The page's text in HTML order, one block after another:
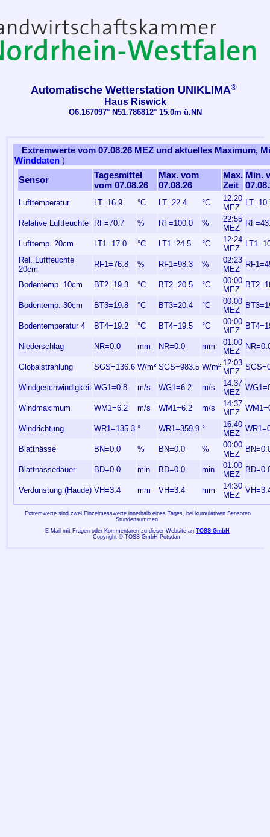
Automatische Wetterstation UNIKLIMA®
Haus Riswick
O6.167097° N51.786812° 15.0m ü.NN
Extremwerte vom 07.08.26 MEZ und aktuelles Maximum,
Winddaten )
Sensor
Tagesmittel
vom 07.08.26
Max. vom
07.08.26
Max.
Zeit
Min.
Lufttemperatur LT=16.9 °C LT=22.4 °C
12:20
MEZ
Relative Luftfeuchte RF=70.7 % RF=100.0 %
22:55
MEZ
Lufttemp. 20cm LT1=17.0 °C LT1=24.5 °C
12:24
MEZ
Rel. Luftfeuchte
20cm
RF1=76.8 % RF1=98.3 %
02:23
MEZ
Bodentemp. 10cm BT2=19.3 °C BT2=20.5 °C
00:00
MEZ
Bodentemp. 30cm BT3=19.8 °C BT3=20.4 °C
00:00
MEZ
Bodentemperatur 4 BT4=19.2 °C BT4=19.5 °C
00:00
MEZ
Niederschlag NR=0.0 mm NR=0.0 mm
01:00
MEZ
Globalstrahlung SGS=136.6 W/m² SGS=983.5 W/m² 12:03
MEZ
Windgeschwindigkeit WG1=0.8 m/s WG1=6.2 m/s
14:37
MEZ
Windmaximum WM1=6.2 m/s WM1=6.2 m/s
14:37
MEZ
Windrichtung WR1=135.3 ° WR1=359.9 °
16:40
MEZ
Blattnässe BN=0.0 % BN=0.0 %
00:00
MEZ
Blattnässedauer BD=0.0 min BD=0.0 min
01:00
MEZ
Verdunstung (Haude) VH=3.4 mm VH=3.4 mm
14:30
MEZ
Extremwerte sind zwei Einzelmesswerte innerhalb eines Tages, bei kumulativen Sensoren
Stundensummen.
E-Mail mit Fragen oder Kommentaren zu dieser Website an:TOSS GmbH
Copyright © TOSS GmbH Potsdam